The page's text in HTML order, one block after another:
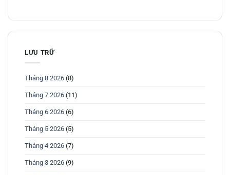
LƯU TRỮ
Tháng 8 2026 (8)
Tháng 7 2026 (11)
Tháng 6 2026 (6)
Tháng 5 2026 (5)
Tháng 4 2026 (7)
Tháng 3 2026 (9)